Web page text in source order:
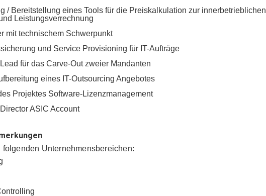
/ Bereitstellung eines Tools für die Preiskalkulation zur innerbetrieblichen
Leistungsverrechnung
mit technischem Schwerpunkt
und Service Provisioning für IT-Aufträge
für das Carve-Out zweier Mandanten
eines IT-Outsourcing Angebotes
Projektes Software-Lizenzmanagement
ASIC Account
folgenden Unternehmensbereichen: